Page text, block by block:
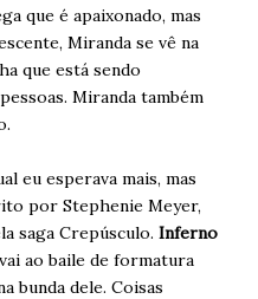
que é apaixonado, mas
Miranda se vê na
que está sendo
Miranda também
eu esperava mais, mas
por Stephenie Meyer,
saga Crepúsculo. Inferno
ao baile de formatura
bunda dele. Coisas